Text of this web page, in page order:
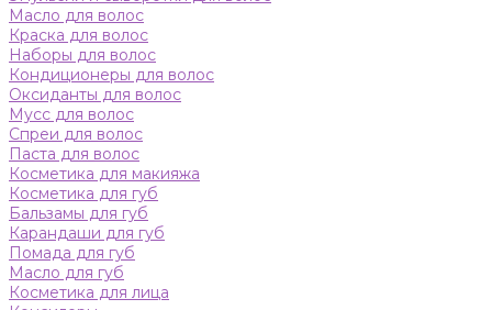
Масло для волос
Краска для волос
Наборы для волос
Кондиционеры для волос
Оксиданты для волос
Мусс для волос
Спреи для волос
Паста для волос
Косметика для макияжа
Косметика для губ
Бальзамы для губ
Карандаши для губ
Помада для губ
Масло для губ
Косметика для лица